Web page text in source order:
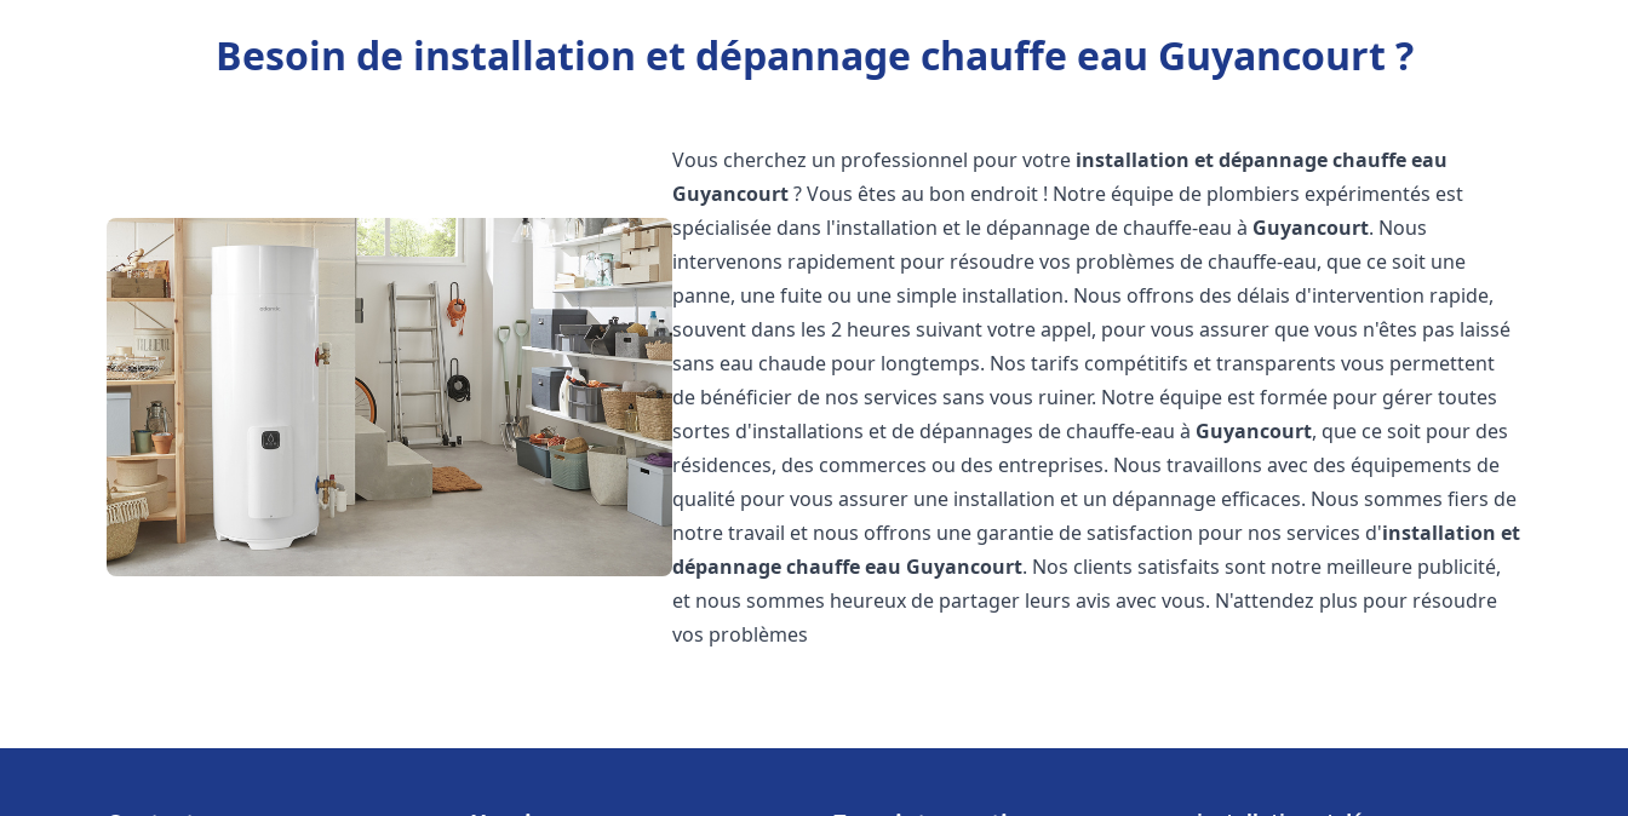
Besoin de installation et dépannage chauffe eau Guyancourt ?
Vous cherchez un professionnel pour votre installation et dépannage chauffe eau
Guyancourt? Vous êtes au bon endroit ! Notre équipe de plombiers expérimentés est
spécialisée dans l'installation et le dépannage de chauffe-eau à Guyancourt. Nous
intervenons rapidement pour résoudre vos problèmes de chauffe-eau, que ce soit une
panne, une fuite ou une simple installation. Nous offrons des délais d'intervention rapide,
souvent dans les 2 heures suivant votre appel, pour vous assurer que vous n'êtes pas laissé
sans eau chaude pour longtemps. Nos tarifs compétitifs et transparents vous permettent
de bénéficier de nos services sans vous ruiner. Notre équipe est formée pour gérer toutes
sortes d'installations et de dépannages de chauffe-eau à Guyancourt, que ce soit pour des
résidences, des commerces ou des entreprises. Nous travaillons avec des équipements de
qualité pour vous assurer une installation et un dépannage efficaces. Nous sommes fiers de
notre travail et nous offrons une garantie de satisfaction pour nos services d'installation et
dépannage chauffe eau Guyancourt. Nos clients satisfaits sont notre meilleure publicité,
et nous sommes heureux de partager leurs avis avec vous. N'attendez plus pour résoudre
vos problèmes